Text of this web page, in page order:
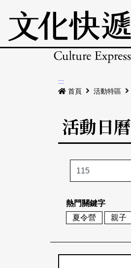
:::
首頁
活動特區
活動日曆
熱門關鍵字
夏令營
親子